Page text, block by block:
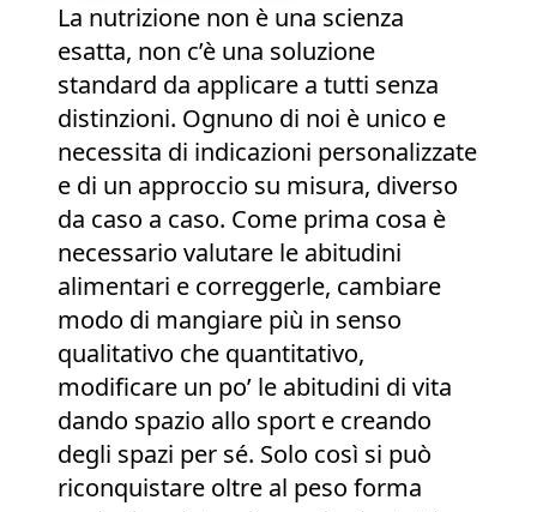
La nutrizione non è una scienza
esatta, non c’è una soluzione
standard da applicare a tutti senza
distinzioni. Ognuno di noi è unico e
necessita di indicazioni personalizzate
e di un approccio su misura, diverso
da caso a caso. Come prima cosa è
necessario valutare le abitudini
alimentari e correggerle, cambiare
modo di mangiare più in senso
qualitativo che quantitativo,
modificare un po’ le abitudini di vita
dando spazio allo sport e creando
degli spazi per sé. Solo così si può
riconquistare oltre al peso forma